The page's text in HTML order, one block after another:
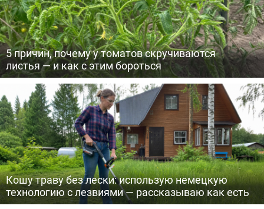
5 причин, почему у томатов скручиваются
листья — и как с этим бороться
Кошу траву без лески: использую немецкую
технологию с лезвиями — рассказываю как есть